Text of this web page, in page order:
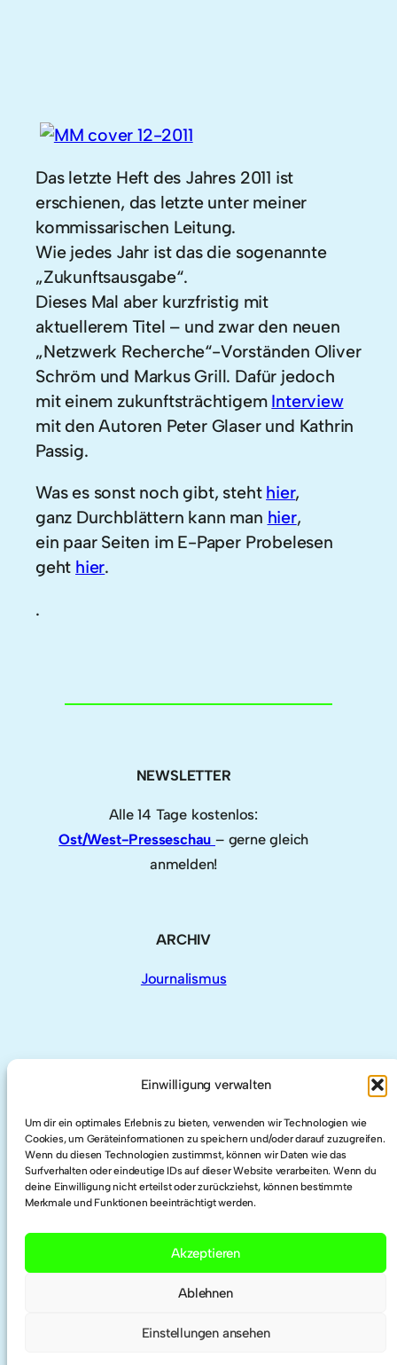
Einwilligung verwalten
Um dir ein optimales Erlebnis zu bieten, verwenden wir Technologien wie
Cookies, um Geräteinformationen zu speichern und/oder darauf zuzugreifen.
Wenn du diesen Technologien zustimmst, können wir Daten wie das
Surfverhalten oder eindeutige IDs auf dieser Website verarbeiten. Wenn du
deine Einwilligung nicht erteilst oder zurückziehst, können bestimmte
Merkmale und Funktionen beeinträchtigt werden.
Akzeptieren
Ablehnen
Einstellungen ansehen
Das letzte Heft des Jahres 2011 ist
erschienen, das letzte unter meiner
kommissarischen Leitung.
Wie jedes Jahr ist das die sogenannte
„Zukunftsausgabe“.
Dieses Mal aber kurzfristig mit
aktuellerem Titel – und zwar den neuen
„Netzwerk Recherche“-Vorständen Oliver
Schröm und Markus Grill. Dafür jedoch
mit einem zukunftsträchtigem Interview
mit den Autoren Peter Glaser und Kathrin
Passig.
Was es sonst noch gibt, steht hier,
ganz Durchblättern kann man hier,
ein paar Seiten im E-Paper Probelesen
geht hier.
.
NEWSLETTER
Alle 14 Tage kostenlos:
Ost/West-Presseschau – gerne gleich
anmelden!
ARCHIV
Journalismus
AUCH HIER
LinkedIn
Twitter
Researchgate
ORCID